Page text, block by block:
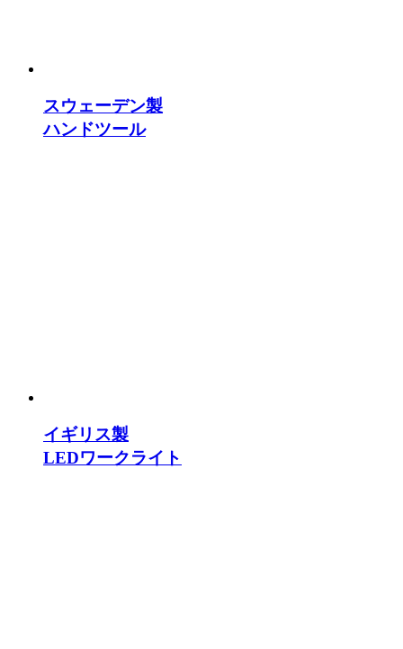
スウェーデン製
ハンドツール
イギリス製
LEDワークライト